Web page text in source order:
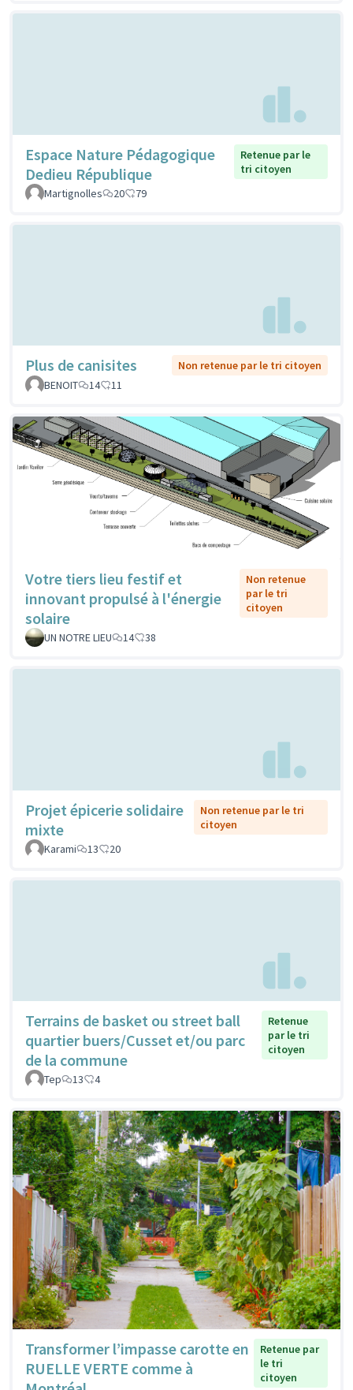
Espace Nature Pédagogique
Dedieu République
Retenue par le
tri citoyen
Martignolles
20 79
Plus de canisites
Non retenue par le tri citoyen
BENOIT
14 11
Votre tiers lieu festif et
innovant propulsé à l'énergie
solaire
Non retenue
par le tri
citoyen
UN NOTRE LIEU 14 38
Projet épicerie solidaire
mixte
Non retenue par le tri
citoyen
Karami
13 20
Terrains de basket ou street ball
quartier buers/Cusset et/ou parc
de la commune
Retenue
par le tri
citoyen
Tep 13 4
Transformer l’impasse carotte en
RUELLE VERTE comme à
Retenue par
le tri
citoyen